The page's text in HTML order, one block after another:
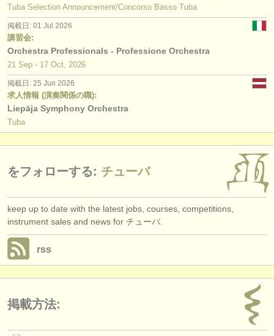
Tuba Selection Announcement/Concorso Basso Tuba
掲載日: 01 Jul 2026
講習会:
Orchestra Professionals - Professione Orchestra
21 Sep - 17 Oct, 2026
掲載日: 25 Jun 2026
求人情報 (演奏関係の職):
Liepāja Symphony Orchestra
Tuba
をフォローする: チューバ
keep up to date with the latest jobs, courses, competitions,
instrument sales and news for チューバ.
rss
掲載方法: